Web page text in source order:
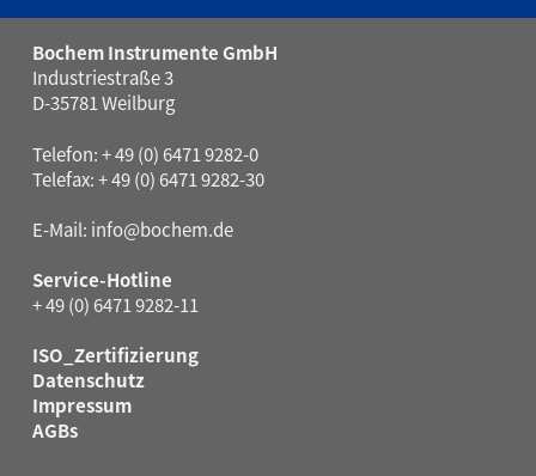
Bochem Instrumente GmbH
Industriestraße 3
D-35781 Weilburg
Telefon: + 49 (0) 6471 9282-0
Telefax: + 49 (0) 6471 9282-30
E-Mail: info@bochem.de
Service-Hotline
+ 49 (0) 6471 9282-11
ISO_Zertifizierung
Datenschutz
Impressum
AGBs